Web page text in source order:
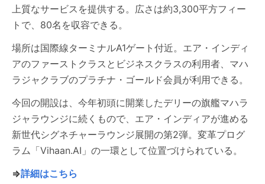
上質なサービスを提供する。広さは約3,300平方フィー
トで、80名を収容できる。
場所は国際線ターミナルA1ゲート付近。エア・インディ
アのファーストクラスとビジネスクラスの利用者、マハ
ラジャクラブのプラチナ・ゴールド会員が利用できる。
今回の開設は、今年初頭に開業したデリーの旗艦マハラ
ジャラウンジに続くもので、エア・インディアが進める
新世代シグネチャーラウンジ展開の第2弾。変革プログ
ラム「Vihaan.AI」の一環として位置づけられている。
⇒詳細はこちら